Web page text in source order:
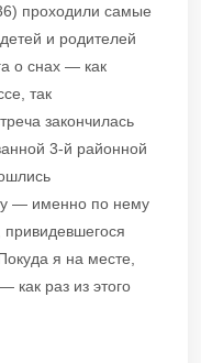
проходили самые
и родителей
о снах — как
так
закончилась
3-й районной
— именно по нему
привидевшегося
я на месте,
как раз из этого